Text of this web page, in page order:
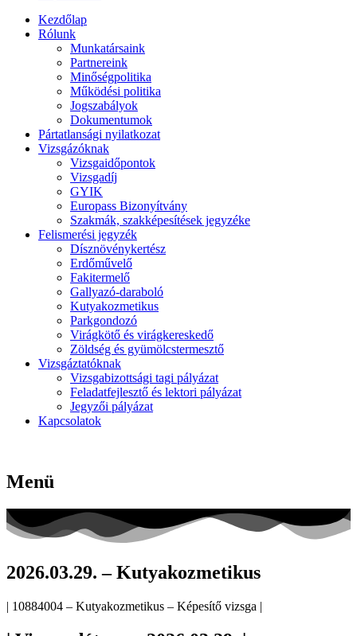
Kezdőlap
Rólunk
Munkatársaink
Partnereink
Minőségpolitika
Működési politika
Jogszabályok
Dokumentumok
Pártatlansági nyilatkozat
Vizsgázóknak
Vizsgaidőpontok
Vizsgadíj
GYIK
Europass Bizonyítvány
Szakmák, szakképesítések jegyzéke
Felismerési jegyzék
Dísznövénykertész
Erdőművelő
Fakitermelő
Gallyazó-daraboló
Kutyakozmetikus
Parkgondozó
Virágkötő és virágkereskedő
Zöldség és gyümölcstermesztő
Vizsgáztatóknak
Vizsgabizottsági tagi pályázat
Feladatfejlesztő és lektori pályázat
Jegyzői pályázat
Kapcsolatok
Menü
2026.03.29. – Kutyakozmetikus
| 10884004 – Kutyakozmetikus – Képesítő vizsga |